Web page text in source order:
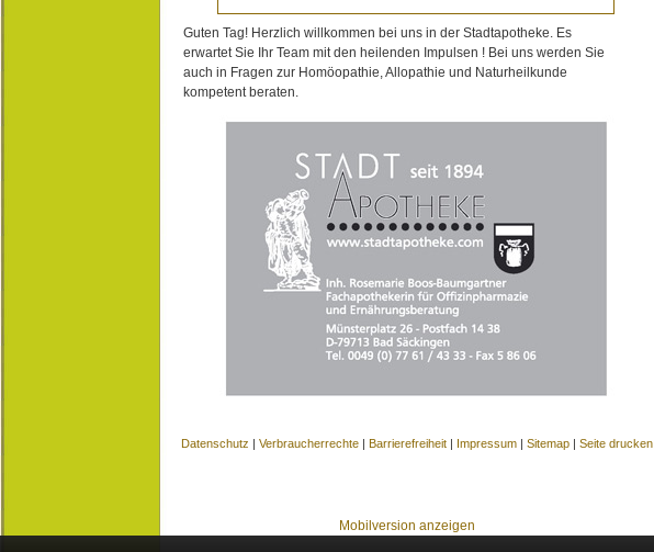
Guten Tag! Herzlich willkommen bei uns in der Stadtapotheke. Es
erwartet Sie Ihr Team mit den heilenden Impulsen ! Bei uns werden Sie
auch in Fragen zur Homöopathie, Allopathie und Naturheilkunde
kompetent beraten.
Datenschutz | Verbraucherrechte | Barrierefreiheit | Impressum | Sitemap | Seite drucken
Mobilversion anzeigen